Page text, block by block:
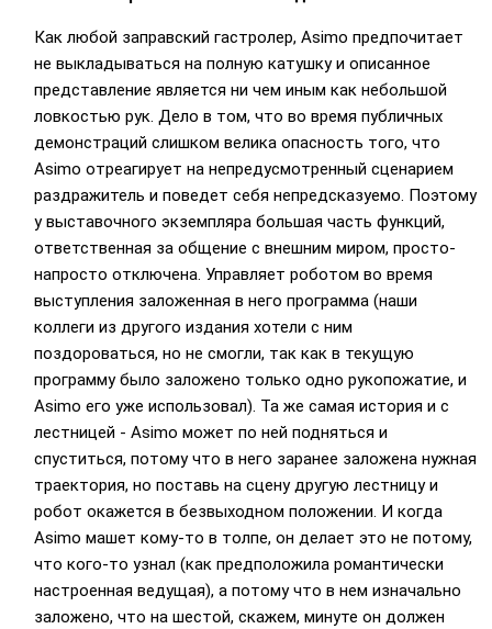
Как любой заправский гастролер, Asimo предпочитает
не выкладываться на полную катушку и описанное
представление является ни чем иным как небольшой
ловкостью рук. Дело в том, что во время публичных
демонстраций слишком велика опасность того, что
Asimo отреагирует на непредусмотренный сценарием
раздражитель и поведет себя непредсказуемо. Поэтому
у выставочного экземпляра большая часть функций,
ответственная за общение с внешним миром, просто-
напросто отключена. Управляет роботом во время
выступления заложенная в него программа (наши
коллеги из другого издания хотели с ним
поздороваться, но не смогли, так как в текущую
программу было заложено только одно рукопожатие, и
Asimo его уже использовал). Та же самая история и с
лестницей - Asimo может по ней подняться и
спуститься, потому что в него заранее заложена нужная
траектория, но поставь на сцену другую лестницу и
робот окажется в безвыходном положении. И когда
Asimo машет кому-то в толпе, он делает это не потому,
что кого-то узнал (как предположила романтически
настроенная ведущая), а потому что в нем изначально
заложено, что на шестой, скажем, минуте он должен